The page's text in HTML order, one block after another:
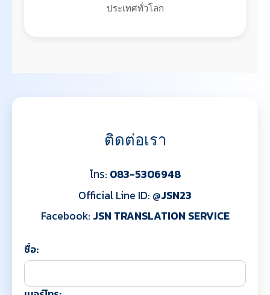
ประเทศทั่วโลก
ติดต่อเรา
โทร: 083-5306948
Official Line ID: @JSN23
Facebook: JSN TRANSLATION SERVICE
ชื่อ: